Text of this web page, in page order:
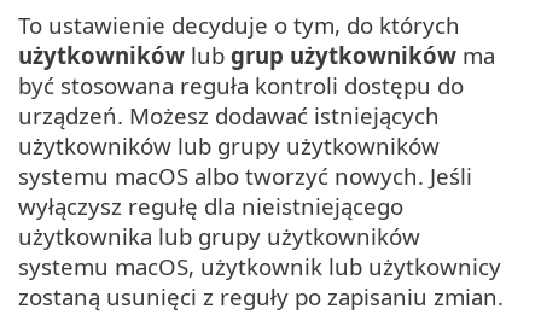
To ustawienie decyduje o tym, do których
użytkowników lub grup użytkowników ma
być stosowana reguła kontroli dostępu do
urządzeń. Możesz dodawać istniejących
użytkowników lub grupy użytkowników
systemu macOS albo tworzyć nowych. Jeśli
wyłączysz regułę dla nieistniejącego
użytkownika lub grupy użytkowników
systemu macOS, użytkownik lub użytkownicy
zostaną usunięci z reguły po zapisaniu zmian.